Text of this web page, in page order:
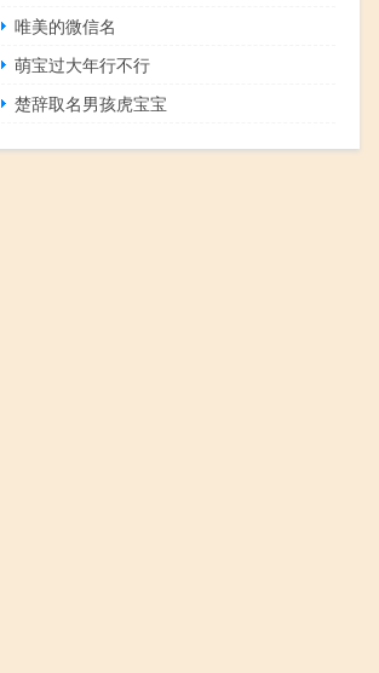
唯美的微信名
萌宝过大年行不行
楚辞取名男孩虎宝宝